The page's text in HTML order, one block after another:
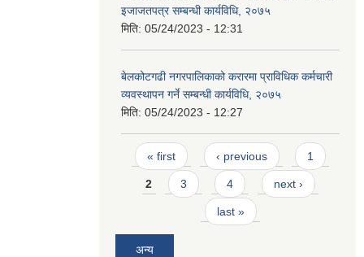
इजाजतपत्र सम्बन्धी कार्यविधि, २०७५
मिति: 05/24/2023 - 12:31
बेलकोटगढी नगरपालिकाको करारमा प्राविधिक कर्मचारी
व्यवस्थापन गर्ने सम्बन्धी कार्यविधि, २०७५
मिति: 05/24/2023 - 12:27
Pages
« first ‹ previous 1
2 3 4 next ›
last »
अन्य